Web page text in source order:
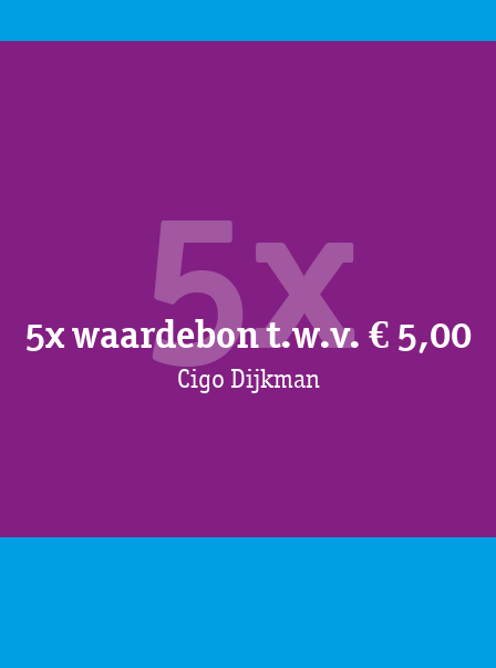
5x
5x waardebon t.w.v. € 5,00
Cigo Dijkman